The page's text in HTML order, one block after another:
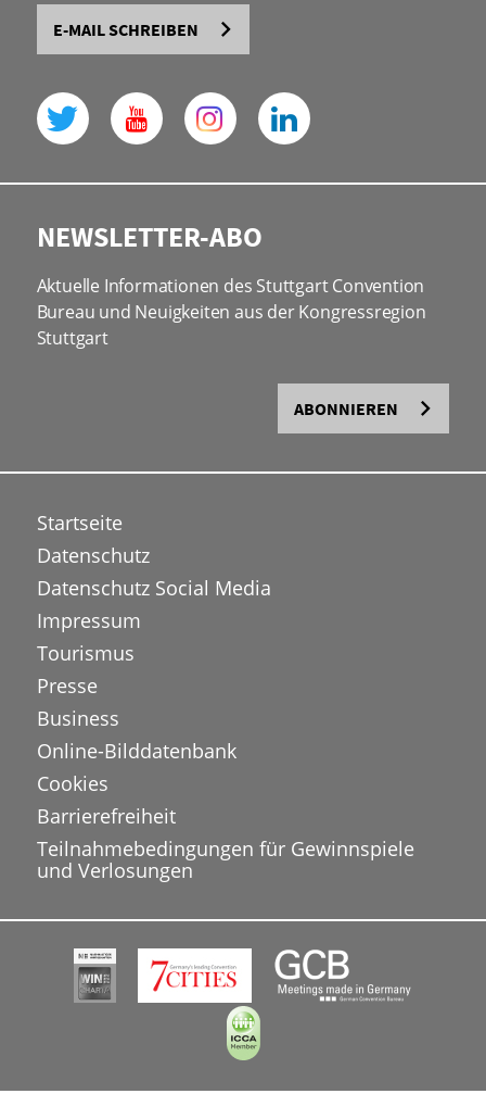
E-MAIL SCHREIBEN
NEWSLETTER-ABO
Aktuelle Informationen des Stuttgart Convention
Bureau und Neuigkeiten aus der Kongressregion
Stuttgart
ABONNIEREN
Startseite
Datenschutz
Datenschutz Social Media
Impressum
Tourismus
Presse
Business
Online-Bilddatenbank
Cookies
Barrierefreiheit
Teilnahmebedingungen für Gewinnspiele
und Verlosungen